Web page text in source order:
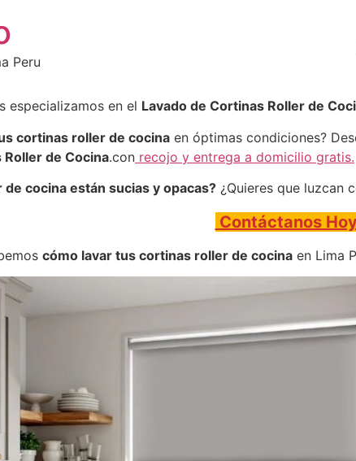
Peru
especializamos en el Lavado de Cortinas Roller de
cortinas roller de cocina en óptimas condiciones?
Roller de Cocina.con recojo y entrega a domicilio gratis.
cocina están sucias y opacas? ¿Quieres que luzcan
Contáctanos
cómo lavar tus cortinas roller de cocina en Lima